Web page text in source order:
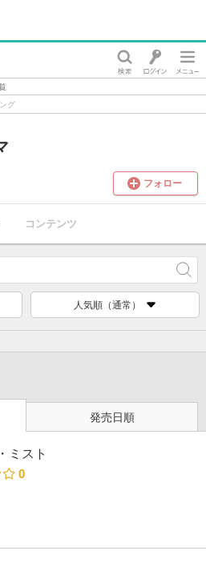
グ
フォロー
コンテンツ
人気順（通常）
発売日順
ミスト
0